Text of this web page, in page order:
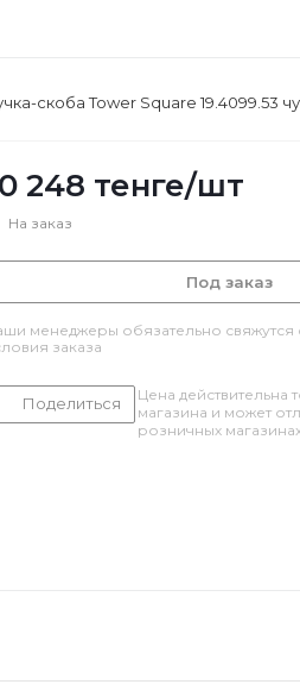
скоба Tower Square 19.4099.53
248 тенге/шт
На заказ
Под заказ
менеджеры обязательно свяжутся
заказа
Поделиться
Цена действительна
магазина и может
розничных